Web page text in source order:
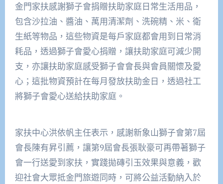
金門家扶感謝獅子會捐贈扶助家庭日常生活用品，
包含沙拉油、醬油、萬用清潔劑、洗碗精、米、衛
生紙等物品，這些物資是每戶家庭都會用到日常消
耗品，透過獅子會愛心捐贈，讓扶助家庭可減少開
支，亦讓扶助家庭感受獅子會會長與會員關懷及愛
心；這批物資預計在每月發放扶助金日，透過社工
將獅子會愛心送給扶助家庭。
家扶中心洪依帆主任表示，感謝新象山獅子會第7屆
會長陳有昇引薦，讓第9屆會長張耿豪可再帶著獅子
會一行送愛到家扶，實踐拋磚引玉效果與意義，歡
迎社會大眾抵金門旅遊同時，可將公益活動納入於